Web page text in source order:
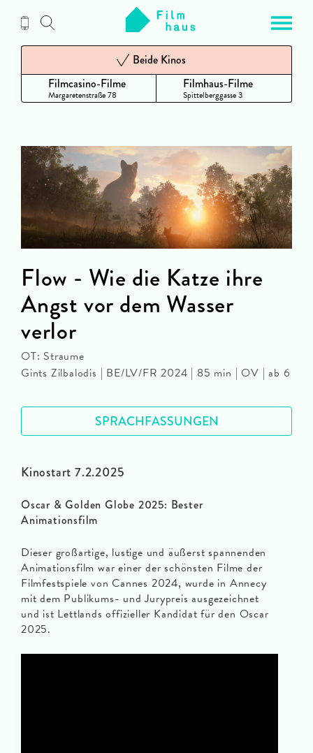
Inhalt
Filmcasino-Filme
Margaretenstraße 78
Beide Kinos
Filmhaus-Filme
Spittelberggasse 3
Kinostart 7.2.2025
Oscar & Golden Globe 2025: Bester
Animationsfilm
Dieser großartige, lustige und äußerst spannenden
Animationsfilm war einer der schönsten Filme der
Filmfestspiele von Cannes 2024, wurde in Annecy
mit dem Publikums- und Jurypreis ausgezeichnet
und ist Lettlands offizieller Kandidat für den Oscar
2025.
Flow - Wie die Katze ihre
Angst vor dem Wasser
verlor
OT: Straume
Gints Zilbalodis | BE/LV/FR 2024 | 85 min | OV | ab 6
SPRACHFASSUNGEN